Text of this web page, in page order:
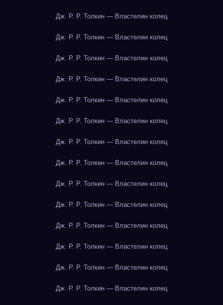
Дж. Р. Р. Толкин — Властелин колец
Дж. Р. Р. Толкин — Властелин колец
Дж. Р. Р. Толкин — Властелин колец
Дж. Р. Р. Толкин — Властелин колец
Дж. Р. Р. Толкин — Властелин колец
Дж. Р. Р. Толкин — Властелин колец
Дж. Р. Р. Толкин — Властелин колец
Дж. Р. Р. Толкин — Властелин колец
Дж. Р. Р. Толкин — Властелин колец
Дж. Р. Р. Толкин — Властелин колец
Дж. Р. Р. Толкин — Властелин колец
Дж. Р. Р. Толкин — Властелин колец
Дж. Р. Р. Толкин — Властелин колец
Дж. Р. Р. Толкин — Властелин колец